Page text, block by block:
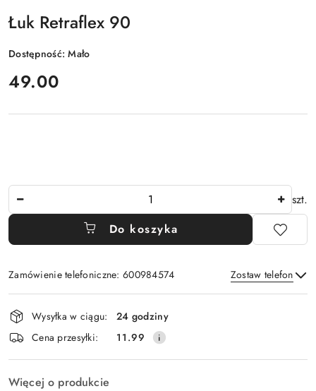
Łuk Retraflex 90
Dostępność:Mało
cena:
49.00
szt.
Do koszyka
Zamówienie telefoniczne: 600984574 Zostaw telefon
Wyślij
Dostępność
i
dostawa
Wysyłka w ciągu:
24 godziny
Cena przesyłki:
11.99
Więcej o produkcie